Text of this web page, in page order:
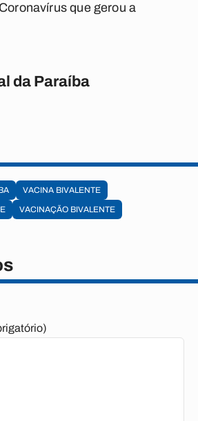
que gerou a
da Paraíba
VACINA BIVALENTE
VACINAÇÃO BIVALENTE